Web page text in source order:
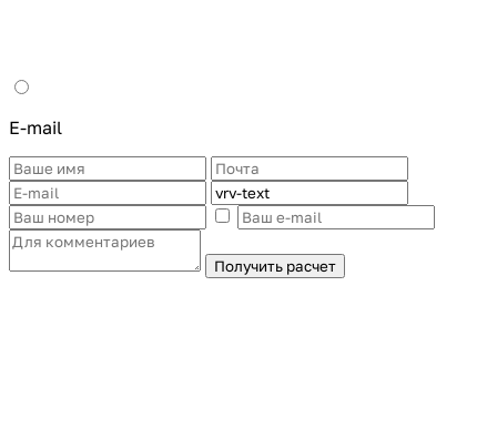
E-mail
Получить расчет